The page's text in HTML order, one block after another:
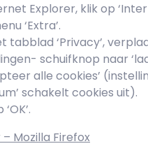
Explorer, klik op
‘Extra’.
tabblad ‘Privacy’,
schuifknop naar
alle cookies’
schakelt cookies uit).
Mozilla Firefox